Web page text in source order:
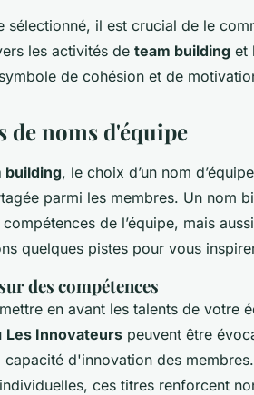
sélectionné, il est crucial de le
les activités de team building et
de cohésion et de
de noms d'équipe
building, le choix d’un nom
parmi les membres. Un nom
de l’équipe, mais
quelques pistes pour vous
des compétences
en avant les talents de votre
Les Innovateurs peuvent être
d'innovation des
ces titres renforcent